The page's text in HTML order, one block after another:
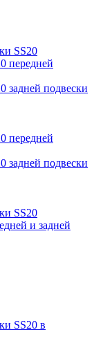
SS20
передней
задней подвески
передней
задней подвески
SS20
и задней
SS20 в